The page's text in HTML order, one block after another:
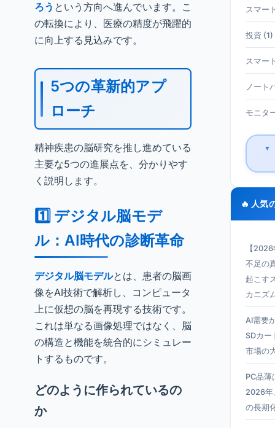
ろう という方向へ進んでいます。こ
の転換により、医療の精度が飛躍的
に向上する見込みです。
5つの革新的アプ
ローチ
精神疾患の脳研究を推し進めている
主要な5つの進展点を、分かりやす
く説明します。
1️⃣ デジタル脳モデ
ル：AI時代の診断革命
デジタル脳モデルとは、患者の脳画
像をAI技術で解析し、コンピュータ
上に仮想の脳を再現する技術です。
これは単なる画像処理ではなく、脳
の構造と機能を統合的にシミュレー
トするものです。
どのように作られているの
か
スマー
投資 (1)
スマー
ノート
モニタ
▼
🔥 人気
【
不足の
起こす
カニズ
AI需要
SDカー
市場の
PC品薄
2026年
の長期